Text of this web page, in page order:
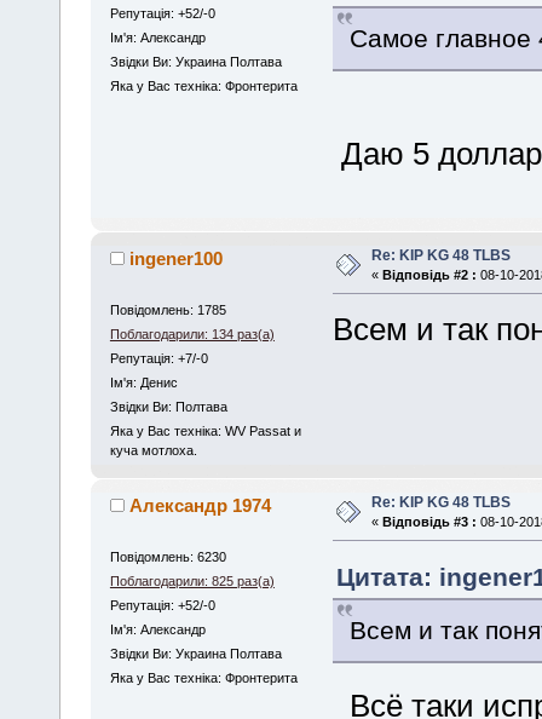
Репутація: +52/-0
Iм'я: Александр
Звідки Ви: Украина Полтава
Яка у Вас техніка: Фронтерита
Самое главное
Даю 5
ingener100
Повідомлень: 1785
Поблагодарили: 134 раз(а)
Репутація: +7/-0
Iм'я: Денис
Звідки Ви: Полтава
Яка у Вас техніка: WV Passat и
куча мотлоха.
Re: KIP KG 48 TLBS
« Відповідь #2 : 08-10-
Всем и так
Александр 1974
Повідомлень: 6230
Поблагодарили: 825 раз(а)
Репутація: +52/-0
Iм'я: Александр
Звідки Ви: Украина Полтава
Яка у Вас техніка: Фронтерита
Re: KIP KG 48 TLBS
« Відповідь #3 : 08-10-
Цитата:
Всем и так
Всё таки